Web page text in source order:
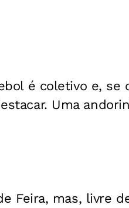
é coletivo e, se
Uma
Feira, mas, livre